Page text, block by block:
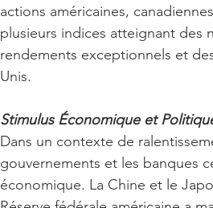
actions américaines,
plusieurs indices atteignant des
rendements exceptionnels et
Unis.
Stimulus Économique et
Dans un contexte de
gouvernements et les banques
économique. La Chine et le